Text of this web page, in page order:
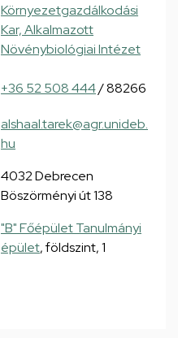
Környezetgazdálkodási
Kar, Alkalmazott
Növénybiológiai Intézet
+36 52 508 444/ 88266
alshaal.tarek@agr.unideb.
hu
4032 Debrecen
Böszörményi út 138
"B" Főépület Tanulmányi
épület, földszint, 1